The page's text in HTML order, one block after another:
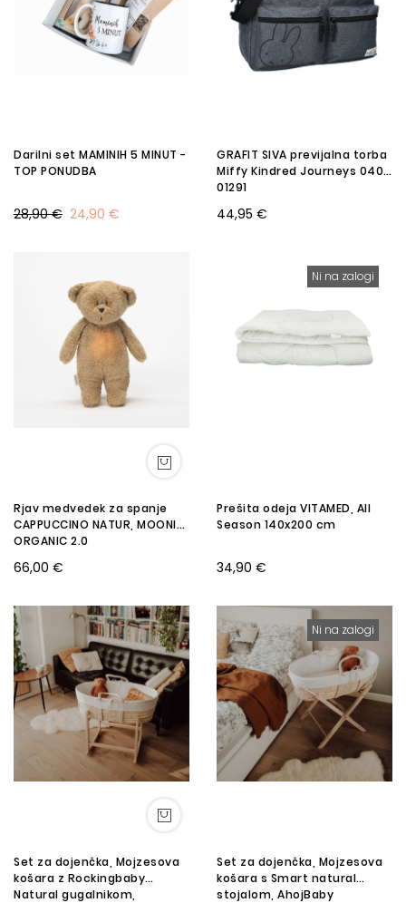
Darilni set MAMINIH 5 MINUT -
TOP PONUDBA
24,90 €
28,90 €
GRAFIT SIVA previjalna torba
Miffy Kindred Journeys 040-
01291
44,95 €
Rjav medvedek za spanje
CAPPUCCINO NATUR, MOONIE
ORGANIC 2.0
66,00 €
Ni na zalogi
Prešita odeja VITAMED, All
Season 140x200 cm
34,90 €
Set za dojenčka, Mojzesova
košara z Rockingbaby
Natural gugalnikom,
Ni na zalogi
Set za dojenčka, Mojzesova
košara s Smart natural
stojalom, AhojBaby